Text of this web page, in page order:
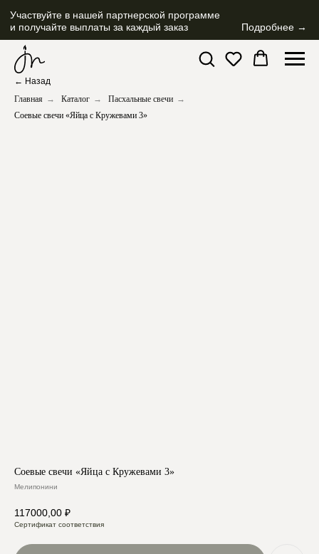
Участвуйте в нашей партнерской программе
и получайте выплаты за каждый заказ Подробнее →
← Назад
Главная → Каталог → Пасхальные свечи →
Соевые свечи «Яйца с Кружевами 3»
Соевые свечи «Яйца с Кружевами 3»
Мелипонини
117000,00 ₽
Сертификат соответствия